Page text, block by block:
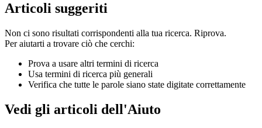
Articoli suggeriti
Non ci sono risultati corrispondenti alla tua ricerca. Riprova.
Per aiutarti a trovare ciò che cerchi:
Prova a usare altri termini di ricerca
Usa termini di ricerca più generali
Verifica che tutte le parole siano state digitate correttamente
Vedi gli articoli dell'Aiuto